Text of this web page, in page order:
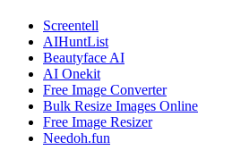
Screentell
AIHuntList
Beautyface AI
AI Onekit
Free Image Converter
Bulk Resize Images Online
Free Image Resizer
Needoh.fun